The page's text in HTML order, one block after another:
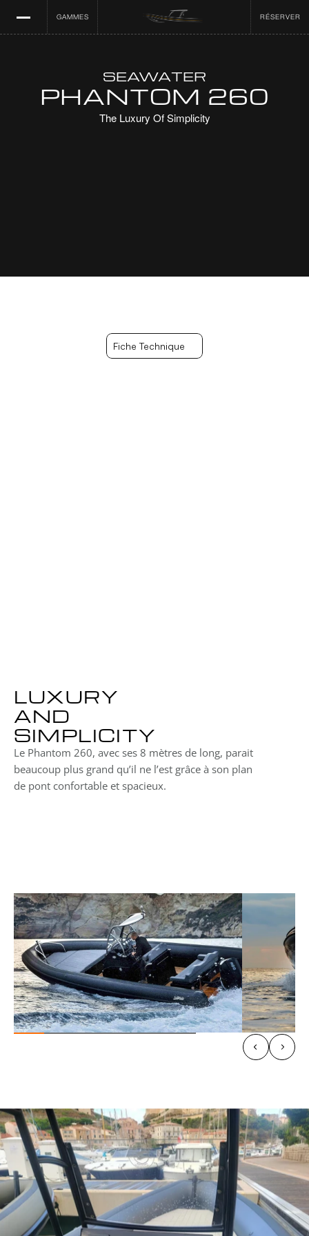
GAMMES RÉSERVER
ACCUEIL
Fiche Technique
SEAWATER
PHANTOM 260
The Luxury Of Simplicity
LUXURY
AND
SIMPLICITY
Le Phantom 260, avec ses 8 mètres de long, parait
beaucoup plus grand qu’il ne l’est grâce à son plan
de pont confortable et spacieux.